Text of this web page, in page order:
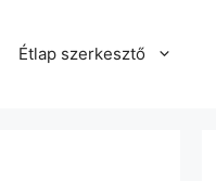
Étlap szerkesztő